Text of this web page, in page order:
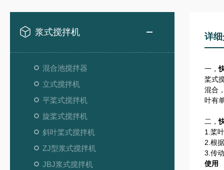
浆式搅拌机
混合池搅拌器
立式搅拌机
平桨式搅拌机
旋桨式搅拌机
斜叶桨式搅拌机
ZJ型浆式搅拌机
JBJ浆式搅拌机
详
一，
桨式
混合
叶有
二，
1.桨
2.根
3.传
使用